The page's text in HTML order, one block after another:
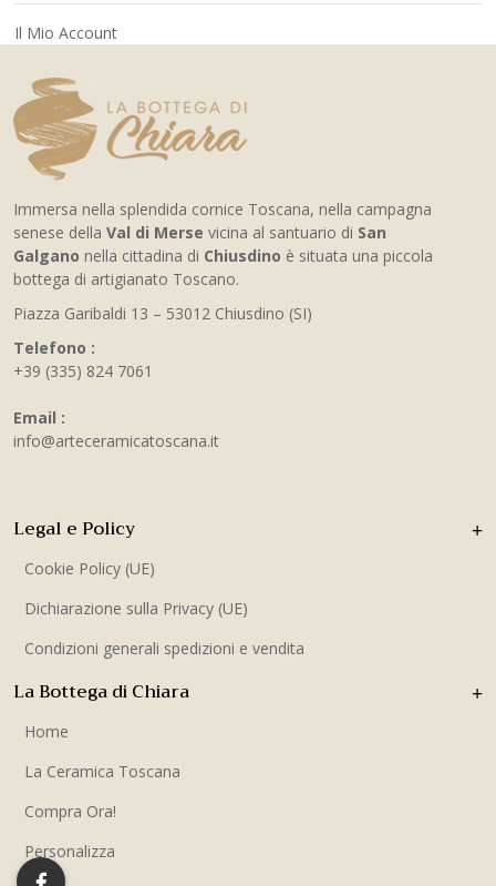
Il Mio Account
Immersa nella splendida cornice Toscana, nella campagna
senese della Val di Merse vicina al santuario di San
Galgano nella cittadina di Chiusdino è situata una piccola
bottega di artigianato Toscano.
Piazza Garibaldi 13 – 53012 Chiusdino (SI)
Telefono :
+39 (335) 824 7061
Email :
info@arteceramicatoscana.it
La Bottega di Chiara
Home
La Ceramica Toscana
Compra Ora!
Personalizza
Legal e Policy
Cookie Policy (UE)
Dichiarazione sulla Privacy (UE)
Condizioni generali spedizioni e vendita